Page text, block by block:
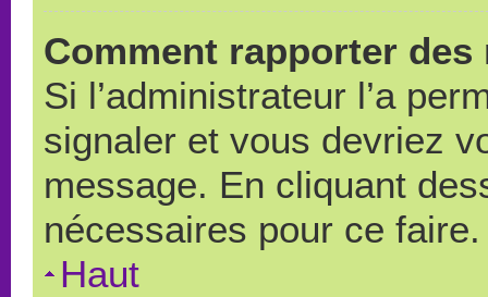
Comment rapporter
Si l’administrateur l’a
signaler et vous devriez
message. En cliquant
nécessaires pour ce faire.
Haut